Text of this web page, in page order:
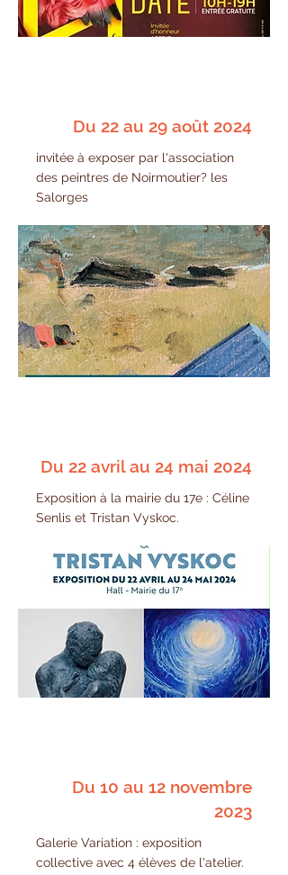
Du 22 au 29 août 2024
invitée à exposer par l'association
des peintres de Noirmoutier? les
Salorges
Du 22 avril au 24 mai 2024
Exposition à la mairie du 17e : Céline
Senlis et Tristan Vyskoc.
Du 10 au 12 novembre
2023
Galerie Variation : exposition
collective avec 4 élèves de l'atelier.